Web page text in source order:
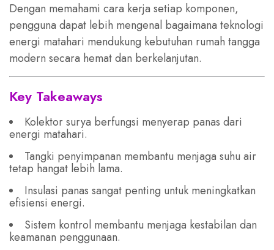
Dengan memahami cara kerja setiap komponen,
pengguna dapat lebih mengenal bagaimana teknologi
energi matahari mendukung kebutuhan rumah tangga
modern secara hemat dan berkelanjutan.
Key Takeaways
Kolektor surya berfungsi menyerap panas dari
energi matahari.
Tangki penyimpanan membantu menjaga suhu air
tetap hangat lebih lama.
Insulasi panas sangat penting untuk meningkatkan
efisiensi energi.
Sistem kontrol membantu menjaga kestabilan dan
keamanan penggunaan.